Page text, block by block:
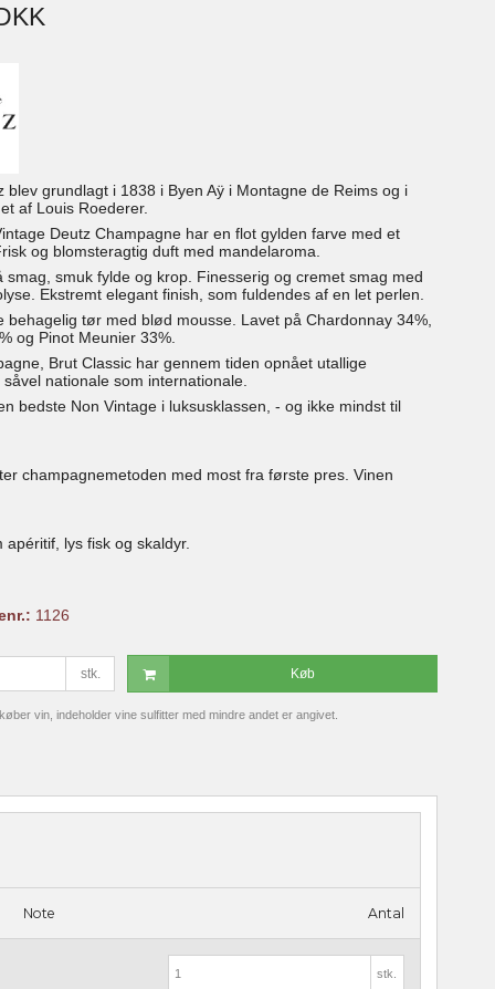
blev grundlagt i 1838 i Byen Aÿ i Montagne de Reims og i
af Louis Roederer.
Deutz Champagne har en flot gylden farve med et
og blomsteragtig duft med mandelaroma.
smag, smuk fylde og krop. Finesserig og cremet smag med
Ekstremt elegant finish, som fuldendes af en let perlen.
behagelig tør med blød mousse. Lavet på Chardonnay 34%,
og Pinot Meunier 33%.
Brut Classic har gennem tiden opnået utallige
nationale som internationale.
bedste Non Vintage i luksusklassen, - og ikke mindst til
champagnemetoden med most fra første pres. Vinen
apéritif, lys fisk og skaldyr.
1126
stk. Køb
vin, indeholder vine sulfitter med mindre andet er angivet.
Note Antal
stk.